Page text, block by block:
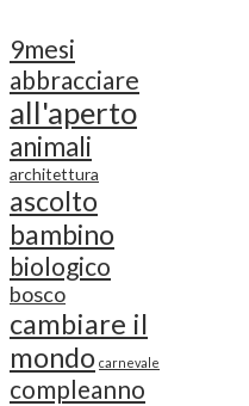
9mesi
abbracciare
all'aperto
animali
architettura
ascolto
bambino
biologico
bosco
cambiare il
mondo carnevale
compleanno